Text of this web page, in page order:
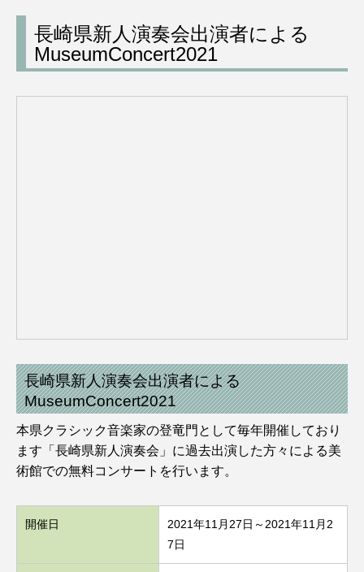
長崎県新人演奏会出演者による
MuseumConcert2021
長崎県新人演奏会出演者による
MuseumConcert2021
本県クラシック音楽家の登竜門として毎年開催しており
ます「長崎県新人演奏会」に過去出演した方々による美
術館での無料コンサートを行います。
開催日
2021年11月27日～2021年11月2
7日